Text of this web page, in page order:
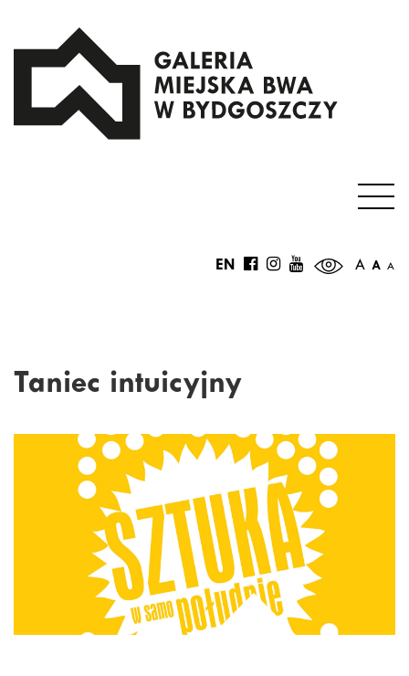
A A A
EN
Taniec intuicyjny